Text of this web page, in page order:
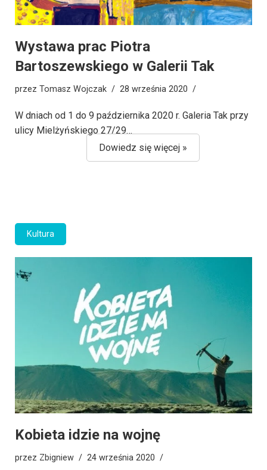
Wystawa prac Piotra
Bartoszewskiego w Galerii Tak
przez Tomasz Wojczak 28 września 2020
W dniach od 1 do 9 października 2020 r. Galeria Tak przy
ulicy Mielżyńskiego 27/29…
Dowiedz się więcej »
Kobieta idzie na wojnę
przez Zbigniew 24 września 2020
Kultura